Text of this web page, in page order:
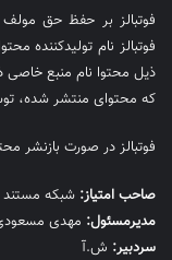
فوتبالز بر حفظ حق
فوتبالز نام تولیدکننده
که محتوای منتشر شده،
فوتبالز در صورت بازنشر
صاحب امتیاز: شبکه مستند
مديرمسئول: مهدی
سردبیر: ش.آ